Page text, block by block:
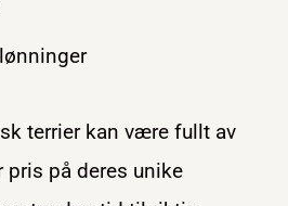
terrier kan være fullt av
pris på deres unike